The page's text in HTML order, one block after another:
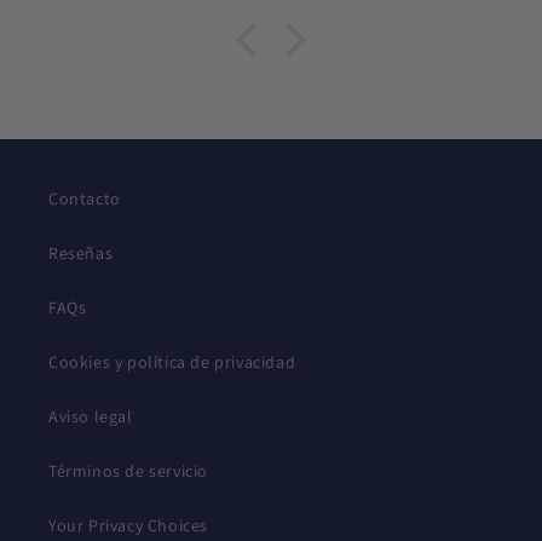
Contacto
Reseñas
FAQs
Cookies y política de privacidad
Aviso legal
Términos de servicio
Your Privacy Choices